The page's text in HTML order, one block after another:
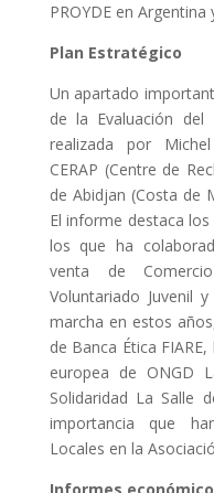
PROYDE en Argentina
Plan Estratégico
Un apartado
de la Evaluación del
realizada por
CERAP (Centre de
de Abidjan (Costa de
El informe destaca
los que ha
venta de
Voluntariado Juvenil
marcha en estos
de Banca Ética
europea de ONGD
Solidaridad La Salle
importancia que
Locales en la